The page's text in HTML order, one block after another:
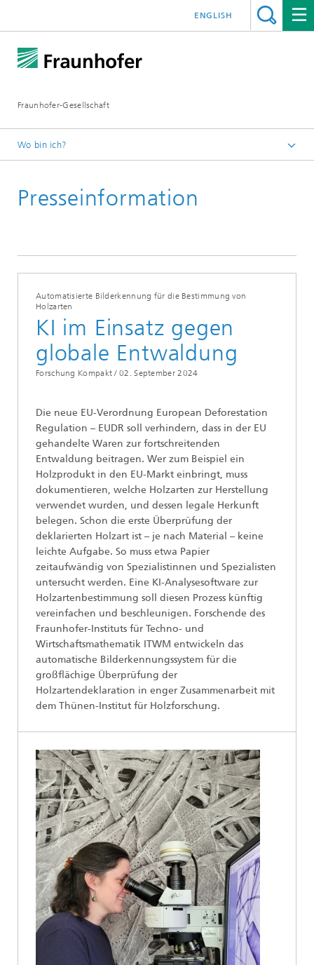
Fraunhofer-Gesellschaft
ENGLISH
Wo bin ich?
Presseinformationen
Presseinformation
Automatisierte Bilderkennung für die Bestimmung von
Holzarten
KI im Einsatz gegen
globale Entwaldung
Forschung Kompakt / 02. September 2024
Die neue EU-Verordnung European Deforestation
Regulation – EUDR soll verhindern, dass in der EU
gehandelte Waren zur fortschreitenden
Entwaldung beitragen. Wer zum Beispiel ein
Holzprodukt in den EU-Markt einbringt, muss
dokumentieren, welche Holzarten zur Herstellung
verwendet wurden, und dessen legale Herkunft
belegen. Schon die erste Überprüfung der
deklarierten Holzart ist – je nach Material – keine
leichte Aufgabe. So muss etwa Papier
zeitaufwändig von Spezialistinnen und Spezialisten
untersucht werden. Eine KI-Analysesoftware zur
Holzartenbestimmung soll diesen Prozess künftig
vereinfachen und beschleunigen. Forschende des
Fraunhofer-Instituts für Techno- und
Wirtschaftsmathematik ITWM entwickeln das
automatische Bilderkennungssystem für die
großflächige Überprüfung der
Holzartendeklaration in enger Zusammenarbeit mit
dem Thünen-Institut für Holzforschung.